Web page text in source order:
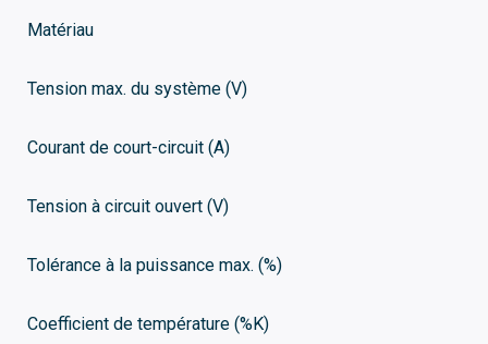
Matériau
Tension max. du système (V)
Courant de court-circuit (A)
Tension à circuit ouvert (V)
Tolérance à la puissance max. (%)
Coefficient de température (%K)